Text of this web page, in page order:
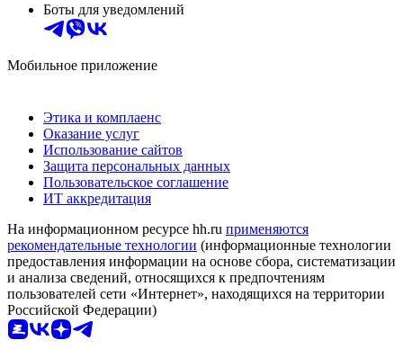
Боты для уведомлений
Мобильное приложение
Этика и комплаенс
Оказание услуг
Использование сайтов
Защита персональных данных
Пользовательское соглашение
ИТ аккредитация
На информационном ресурсе hh.ru применяются
рекомендательные технологии (информационные технологии
предоставления информации на основе сбора, систематизации
и анализа сведений, относящихся к предпочтениям
пользователей сети «Интернет», находящихся на территории
Российской Федерации)